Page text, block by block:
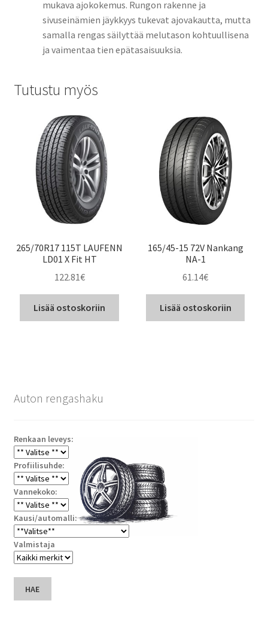
mukava ajokokemus. Rungon rakenne ja
sivuseinämien jäykkyys tukevat ajovakautta, mutta
samalla rengas säilyttää melutason kohtuullisena
ja vaimentaa tien epätasaisuuksia.
Tutustu myös
265/70R17 115T LAUFENN
LD01 X Fit HT
122.81€
Lisää ostoskoriin
165/45-15 72V Nankang
NA-1
61.14€
Lisää ostoskoriin
Auton rengashaku
Renkaan leveys:
Profiilisuhde:
Vannekoko:
Kausi/automalli:
Valmistaja
HAE